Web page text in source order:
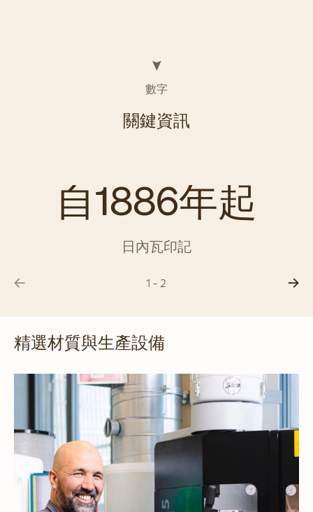
數字
關鍵資訊
自1886年起
日內瓦印記
1 - 2
精選材質與生產設備